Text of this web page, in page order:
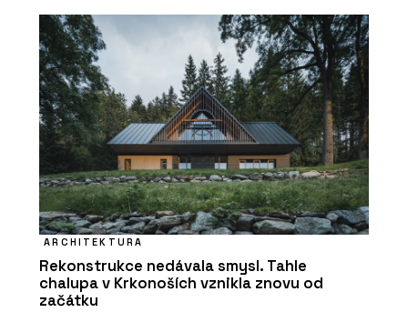
ARCHITEKTURA
Rekonstrukce nedávala smysl. Tahle
chalupa v Krkonoších vznikla znovu od
začátku